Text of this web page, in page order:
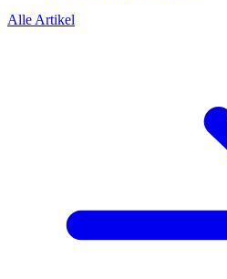
Alle Artikel